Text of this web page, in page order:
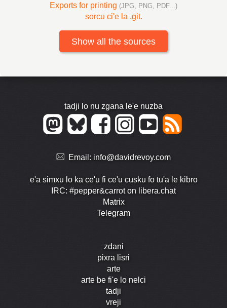
Exports for printing (JPG, PNG, PDF...)
sorcu ci'e la .git.
Show all the sources
tadji lo nu zgana le'e nuzba
Email: info@davidrevoy.com
e'a simxu lo ka ce'u fi ce'u cusku fo tu'a le kibro
IRC: #pepper&carrot on libera.chat
Matrix
Telegram
zdani
pixra lisri
arte
arte be fi'e lo nelci
tadji
vreji